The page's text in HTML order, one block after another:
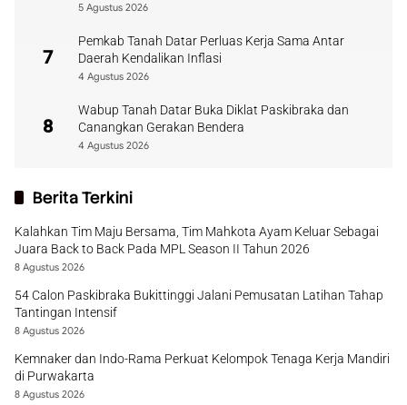
5 Agustus 2026
7
Pemkab Tanah Datar Perluas Kerja Sama Antar
Daerah Kendalikan Inflasi
4 Agustus 2026
8
Wabup Tanah Datar Buka Diklat Paskibraka dan
Canangkan Gerakan Bendera
4 Agustus 2026
Berita Terkini
Kalahkan Tim Maju Bersama, Tim Mahkota Ayam Keluar Sebagai
Juara Back to Back Pada MPL Season II Tahun 2026
8 Agustus 2026
54 Calon Paskibraka Bukittinggi Jalani Pemusatan Latihan Tahap
Tantingan Intensif
8 Agustus 2026
Kemnaker dan Indo-Rama Perkuat Kelompok Tenaga Kerja Mandiri
di Purwakarta
8 Agustus 2026